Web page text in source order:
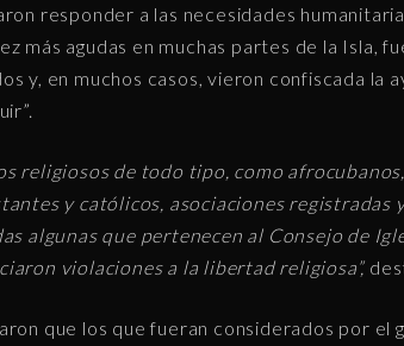
responder a las necesidades
más agudas en muchas partes de la Isla,
y, en muchos casos, vieron confiscada la
religiosos de todo tipo, como
y católicos, asociaciones registradas
algunas que pertenecen al Consejo de
violaciones a la libertad religiosa”,
que los que fueran considerados por el